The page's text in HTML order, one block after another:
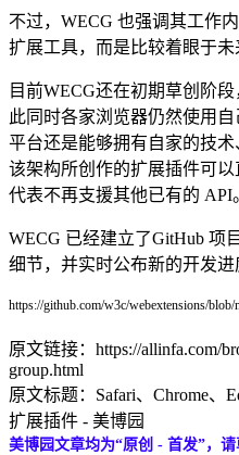
不过，WECG 也强调其工作
扩展工具，而是比较着眼于未
目前WECG还在初期草创阶
此同时各家浏览器仍然使用
平台还是能够拥有自家的技
该架构所创作的扩展插件可
代表不再支援其他已有的 API
WECG 已经建立了GitHub 项
细节，并实时公布新的开发进
https://github.com/w3c/webextensions/blob/
原文链接：https://allinfa.com/
group.html
原文标题：Safari、Chrome、
扩展插件 - 美博园
美博园文章均为“原创 - 首发”，